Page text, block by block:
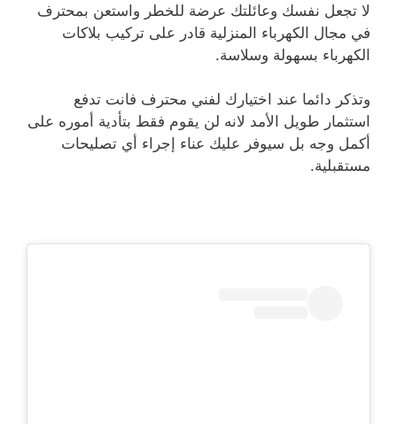
لا تجعل نفسك وعائلتك عرضة للخطر واستعن بمحترف
في مجال الكهرباء المنزلية قادر على تركيب بلاكات
الكهرباء بسهولة وسلاسة.
وتذكر دائما عند اختيارك لفني محترف فانت تدفع
استثمار طويل الأمد لانه لن يقوم فقط بتأدية أموره على
أكمل وجه بل سيوفر عليك عناء إجراء أي تصليحات
مستقبلية.